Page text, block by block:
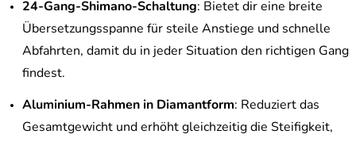
24-Gang-Shimano-Schaltung: Bietet dir eine breite
Übersetzungsspanne für steile Anstiege und schnelle
Abfahrten, damit du in jeder Situation den richtigen Gang
findest.
Aluminium-Rahmen in Diamantform: Reduziert das
Gesamtgewicht und erhöht gleichzeitig die Steifigkeit,